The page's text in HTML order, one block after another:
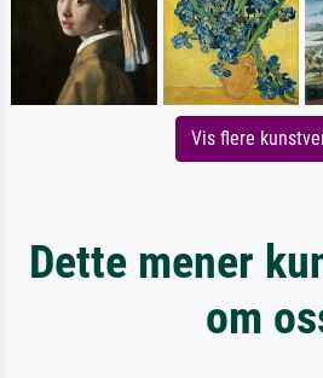
Vis flere
Dette mener
om